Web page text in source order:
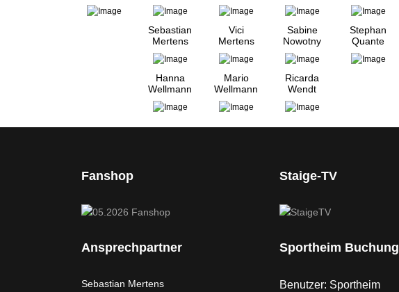
Sebastian
Mertens
Hanna
Wellmann
Vici
Mertens
Mario
Wellmann
Sabine
Nowotny
Ricarda
Wendt
Stephan
Quante
Fanshop
Ansprechpartner
Sebastian Mertens
Staige-TV
Sportheim Buchung
Benutzer: Sportheim